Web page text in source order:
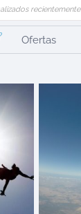
recientemente
Ofertas